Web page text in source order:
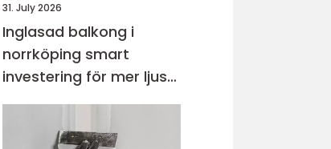
31. July 2026
Inglasad balkong i
norrköping smart
investering för mer ljus
och extra yta